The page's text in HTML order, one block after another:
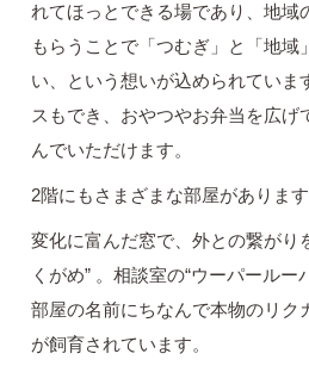
れてほっとできる場であり、地域
もらうことで「つむぎ」と「地域
い、という想いが込められていま
スもでき、おやつやお弁当を広げ
んでいただけます。
2階にもさまざまな部屋があります
変化に富んだ窓で、外との繋がり
くがめ” 。相談室の“ウーパールー
部屋の名前にちなんで本物のリク
が飼育されています。